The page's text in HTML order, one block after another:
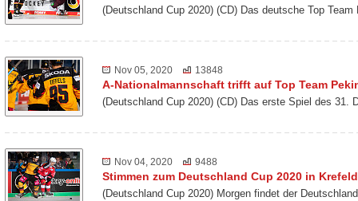
(Deutschland Cup 2020) (CD) Das deutsche Top
Nov 05, 2020 13848
A-Nationalmannschaft trifft auf Top Team
(Deutschland Cup 2020) (CD) Das erste Spiel des 31.
Nov 04, 2020 9488
Stimmen zum Deutschland Cup 2020 in Krefeld
(Deutschland Cup 2020) Morgen findet der